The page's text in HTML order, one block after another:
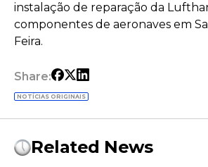
instalação de reparação da
componentes de aeronaves em
Feira.
Share:
NOTÍCIAS ORIGINAIS
Related News